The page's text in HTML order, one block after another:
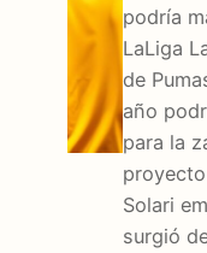
podría
LaLiga
de
año
para la
Solari
surgió